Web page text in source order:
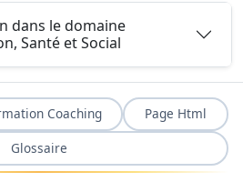
dans le domaine
Santé et Social
Coaching
Page Html
Glossaire